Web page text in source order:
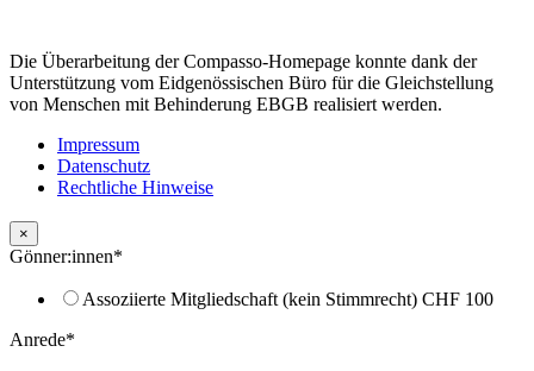
Die Überarbeitung der Compasso-Homepage konnte dank der
Unterstützung vom Eidgenössischen Büro für die Gleichstellung
von Menschen mit Behinderung EBGB realisiert werden.
Impressum
Datenschutz
Rechtliche Hinweise
×
Gönner:innen*
Assoziierte Mitgliedschaft (kein Stimmrecht) CHF 100
Anrede*